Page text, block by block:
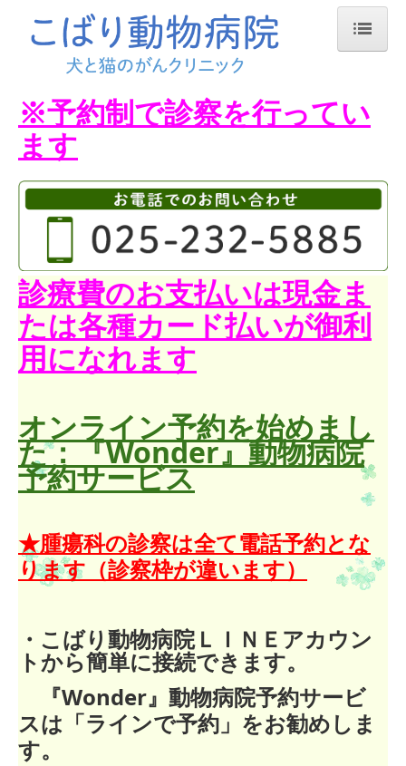
ホーム
当院紹介
診療・施設案内
犬と猫のがんクリニック
化学療法（抗ガン剤による治療）
放射線療法
採用案内
リンク集
※予約制で診察を行ってい
ます
診療費のお支払いは現金ま
たは各種カード払いが御利
用になれます
オンライン予約を始めまし
た：『Wonder』動物病院
予約サービス
★腫瘍科の診察は全て電話予約とな
ります（診察枠が違います）
・ こばり動物病院ＬＩＮＥアカウン
トから簡単に接続できます。
『Wonder』動物病院予約サービ
スは「ラインで予約」をお勧めしま
す。